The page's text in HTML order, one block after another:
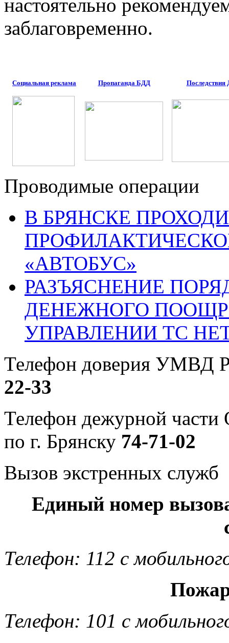
настоятельно
заблаговременно.
Социальная реклама Пропаганда БДД
Проводимые операции
В БРЯНСКЕ
«АВТОБУС»
РАЗЪЯСНЕНИЕ
ДЕНЕЖНОГО
УПРАВЛЕНИИ ТС
Телефон доверия УМВД
22-33
Телефон дежурной
по г. Брянску 74-71-02
Вызов экстренных служб
Единый номер
Телефон: 112 с
Телефон: 101 с